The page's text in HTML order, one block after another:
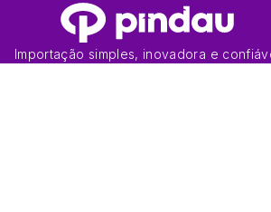
Importação simples, inovadora e